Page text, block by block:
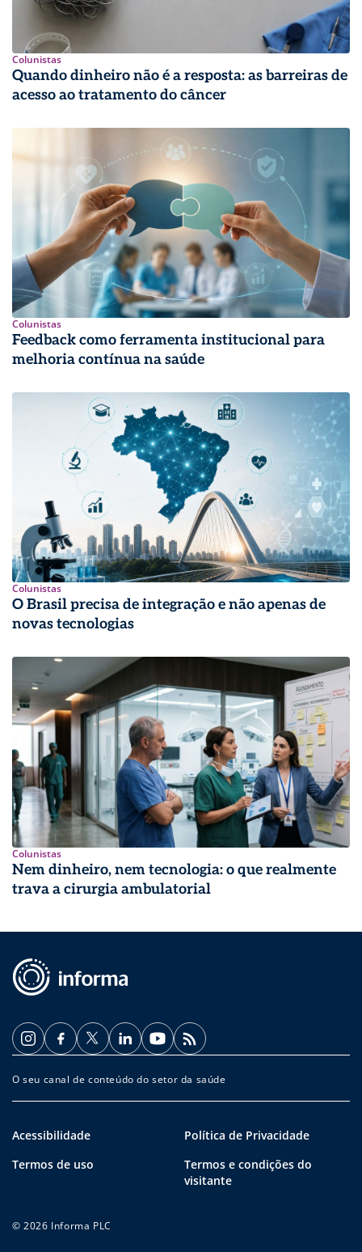
Colunistas
Quando dinheiro não é a resposta: as barreiras de
acesso ao tratamento do câncer
Colunistas
Feedback como ferramenta institucional para
melhoria contínua na saúde
Colunistas
O Brasil precisa de integração e não apenas de
novas tecnologias
Colunistas
Nem dinheiro, nem tecnologia: o que realmente
trava a cirurgia ambulatorial
O seu canal de conteúdo do setor da saúde
Acessibilidade
Política de Privacidade
Termos de uso
Termos e condições do
visitante
© 2026 Informa PLC